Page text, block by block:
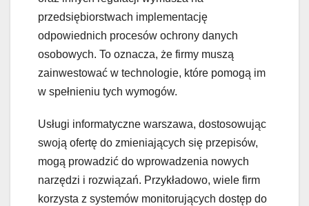
przedsiębiorstwach implementację
odpowiednich procesów ochrony danych
osobowych. To oznacza, że firmy muszą
zainwestować w technologie, które pomogą im
w spełnieniu tych wymogów.
Usługi informatyczne warszawa, dostosowując
swoją ofertę do zmieniających się przepisów,
mogą prowadzić do wprowadzenia nowych
narzędzi i rozwiązań. Przykładowo, wiele firm
korzysta z systemów monitorujących dostęp do